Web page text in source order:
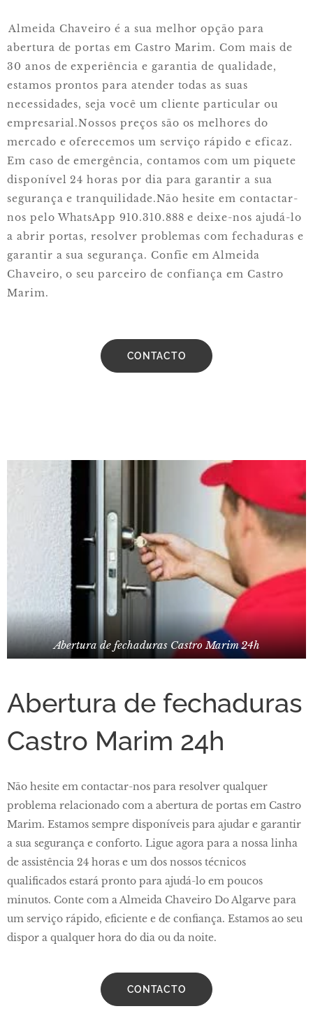
Almeida Chaveiro é a sua melhor opção para
abertura de portas em Castro Marim. Com mais de
30 anos de experiência e garantia de qualidade,
estamos prontos para atender todas as suas
necessidades, seja você um cliente particular ou
empresarial.Nossos preços são os melhores do
mercado e oferecemos um serviço rápido e eficaz.
Em caso de emergência, contamos com um piquete
disponível 24 horas por dia para garantir a sua
segurança e tranquilidade.Não hesite em contactar-
nos pelo WhatsApp 910.310.888 e deixe-nos ajudá-lo
a abrir portas, resolver problemas com fechaduras e
garantir a sua segurança. Confie em Almeida
Chaveiro, o seu parceiro de confiança em Castro
Marim.
CONTACTO
Abertura de fechaduras Castro Marim 24h
Abertura de fechaduras
Castro Marim 24h
Não hesite em contactar-nos para resolver qualquer
problema relacionado com a abertura de portas em Castro
Marim. Estamos sempre disponíveis para ajudar e garantir
a sua segurança e conforto. Ligue agora para a nossa linha
de assistência 24 horas e um dos nossos técnicos
qualificados estará pronto para ajudá-lo em poucos
minutos. Conte com a Almeida Chaveiro Do Algarve para
um serviço rápido, eficiente e de confiança. Estamos ao seu
dispor a qualquer hora do dia ou da noite.
CONTACTO